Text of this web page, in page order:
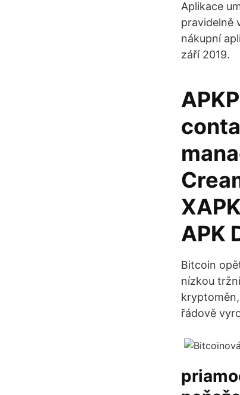
Aplikace
pravidelně
nákupní
září 2019.
APK
Bitcoin
nízkou
řádově